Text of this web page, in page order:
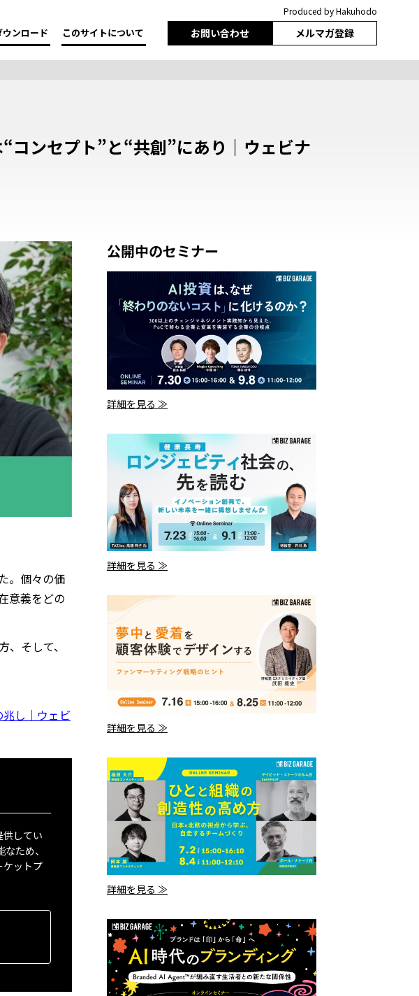
お問い合わせ メルマガ登録
ンロード このサイトについて
Produced by Hakuhodo
コンセプト”と“共創”にあり｜ウェビナ
。個々の価
意義をどの
そして、
し｜ウェビ
供してい
ため、
ケットプ
公開中のセミナー
詳細を見る ≫
詳細を見る ≫
詳細を見る ≫
詳細を見る ≫